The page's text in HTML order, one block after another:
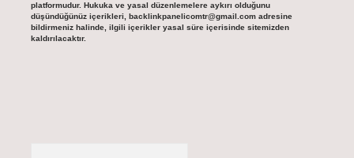
platformudur. Hukuka ve yasal düzenlemelere aykırı olduğunu
düşündüğünüz içerikleri, backlinkpanelicomtr@gmail.comadresine
bildirmeniz halinde, ilgili içerikler yasal süre içerisinde sitemizden
kaldırılacaktır.